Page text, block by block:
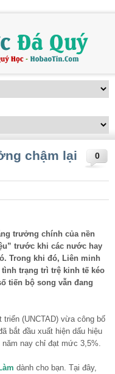
0
chậm lại
trưởng chính của nền
trước khi các nước hay
Trong khi đó, Liên minh
trạng trì trệ kinh tế kéo
tiến bộ song vẫn đang
(UNCTAD) vừa công bố
bắt đầu xuất hiện dấu hiệu
nay chỉ đạt mức 3,5%.
dành cho bạn. Tại đây,